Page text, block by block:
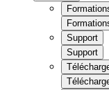
Support
Support